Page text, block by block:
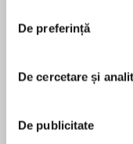
De preferință
De cercetare și
De publicitate
Wimpy Kid
Apocalypse was
În acest